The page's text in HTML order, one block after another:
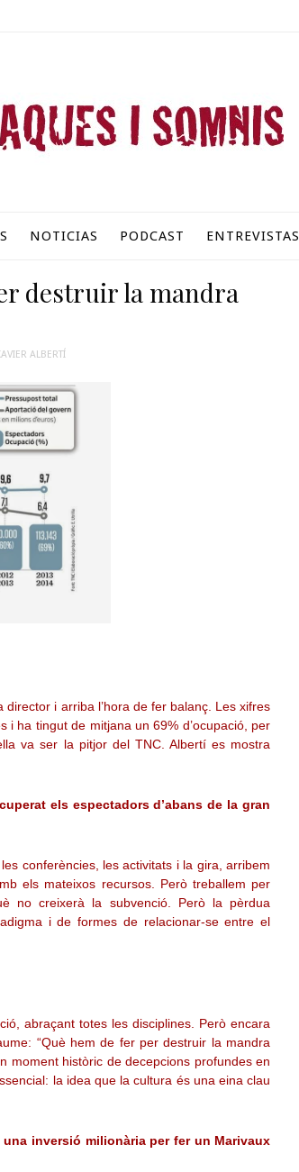
NOTICIAS PODCAST ENTREVISTAS
destruir la mandra
ALBERTÍ
i arriba l’hora de fer balanç. Les xifres
ha tingut de mitjana un 69% d’ocupació, per
va ser la pitjor del TNC. Albertí es mostra
els espectadors d’abans de la gran
conferències, les activitats i la gira, arribem
els mateixos recursos. Però treballem per
no creixerà la subvenció. Però la pèrdua
i de formes de relacionar-se entre el
abraçant totes les disciplines. Però encara
“Què hem de fer per destruir la mandra
moment històric de decepcions profundes en
la idea que la cultura és una eina clau
inversió milionària per fer un Marivaux